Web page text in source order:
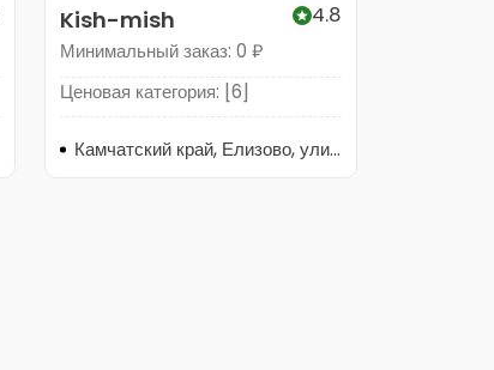
Kish-mish 4.8
Минимальный заказ: 0 ₽
Ценовая категория: [6]
Камчатский край, Елизово, улица Ленина, 6